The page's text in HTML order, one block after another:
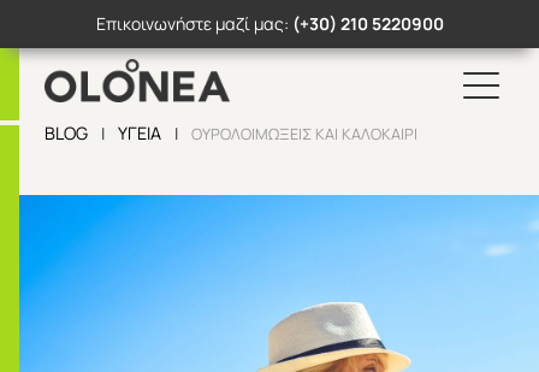
content
Επικοινωνήστε μαζί μας: (+30) 210 5220900
Search
for:
Search Button
BLOG | ΥΓΕΊΑ | ΟΥΡΟΛΟΙΜΏΞΕΙΣ ΚΑΙ ΚΑΛΟΚΑΊΡΙ